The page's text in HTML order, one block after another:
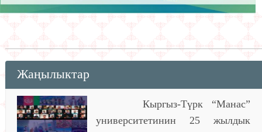
Жаңылыктар
Кыргыз-Түрк “Манас”
университетинин 25 жылдык